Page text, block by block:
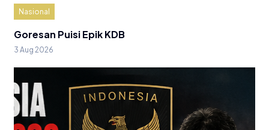
Nasional
Goresan Puisi Epik KDB
3 Aug 2026